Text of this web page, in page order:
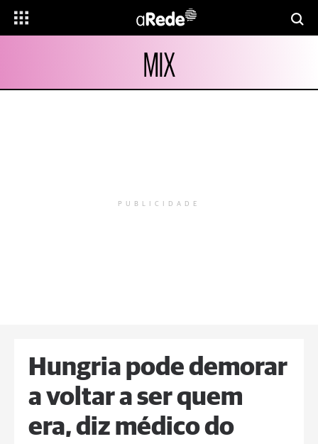
MIX
PUBLICIDADE
Hungria pode demorar
a voltar a ser quem
era, diz médico do